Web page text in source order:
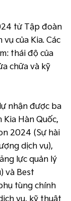
từ Tập đoàn
của Kia. Các
thái độ của
chữa và kỹ
nhận được ba
Hàn Quốc,
2024 (Sự hài
dịch vụ),
lực quản lý
và Best
tùng chính